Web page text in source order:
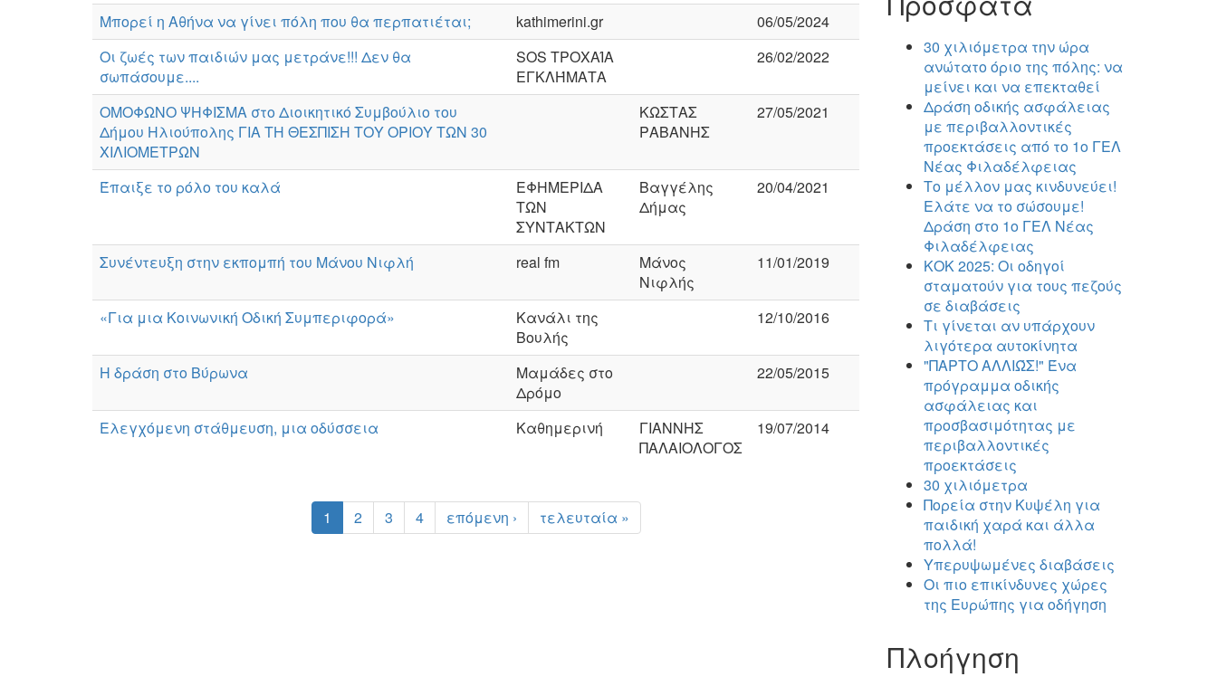
Μπορεί η Αθήνα να γίνει πόλη που θα περπατιέται; kathimerini.gr
06/05/2024
Οι ζωές των παιδιών μας μετράνε!!! Δεν θα
σωπάσουμε....
SOS ΤΡΟΧΑΊΑ
ΕΓΚΛΉΜΑΤΑ
26/02/2022
ΟΜΟΦΩΝΟ ΨΗΦΙΣΜΑ στο Διοικητικό Συμβούλιο του
Δήμου Ηλιούπολης ΓΙΑ ΤΗ ΘΕΣΠΙΣΗ ΤΟΥ ΟΡΙΟΥ ΤΩΝ 30
ΧΙΛΙΟΜΕΤΡΩΝ
ΚΩΣΤΑΣ
ΡΑΒΑΝΗΣ
27/05/2021
Έπαιξε το ρόλο του καλά
ΕΦΗΜΕΡΙΔΑ
ΤΩΝ
ΣΥΝΤΑΚΤΩΝ
Βαγγέλης
Δήμας
20/04/2021
Συνέντευξη στην εκπομπή του Μάνου Νιφλή real fm
Μάνος
Νιφλής
11/01/2019
«Για μια Κοινωνική Οδική Συμπεριφορά»
Κανάλι της
Βουλής
12/10/2016
Η δράση στο Βύρωνα
Μαμάδες στο
Δρόμο
22/05/2015
Ελεγχόμενη στάθμευση, μια οδύσσεια Καθημερινή
ΓΙΑΝΝΗΣ
ΠΑΛΑΙΟΛΟΓΟΣ
19/07/2014
1 2 3 4 επόμενη › τελευταία »
30 χιλιόμετρα την ώρα
ανώτατο όριο της πόλης: να
μείνει και να επεκταθεί
Δράση οδικής ασφάλειας
με περιβαλλοντικές
προεκτάσεις από το 1ο ΓΕΛ
Νέας Φιλαδέλφειας
Το μέλλον μας κινδυνεύει!
Ελάτε να το σώσουμε!
Δράση στο 1ο ΓΕΛ Νέας
Φιλαδέλφειας
ΚΟΚ 2025: Οι οδηγοί
σταματούν για τους πεζούς
σε διαβάσεις
Τι γίνεται αν υπάρχουν
λιγότερα αυτοκίνητα
"ΠΑΡΤΟ ΑΛΛΙΏΣ!" Ένα
πρόγραμμα οδικής
ασφάλειας και
προσβασιμότητας με
περιβαλλοντικές
προεκτάσεις
30 χιλιόμετρα
Πορεία στην Κυψέλη για
παιδική χαρά και άλλα
πολλά!
Υπερυψωμένες διαβάσεις
Οι πιο επικίνδυνες χώρες
της Ευρώπης για οδήγηση
Πλοήγηση